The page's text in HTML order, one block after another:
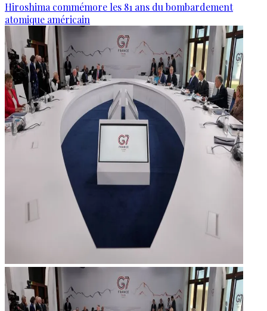
Hiroshima commémore les 81 ans du bombardement
atomique américain